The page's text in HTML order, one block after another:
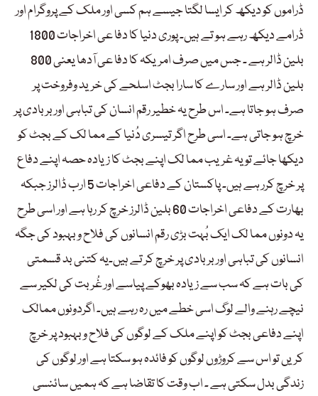
ڈراموں کو دیکھ کر ایسا لگتا جیسے ہم کسی اور ملک کے پروگرام اور
ڈرامے دیکھ رہے ہو تے ہیں۔ پوری دنیا کا دفا عی اخراجات 1800
بلین ڈالر ہے ۔ جس میں صرف امریکہ کا دفا عی آدھا یعنی 800
بلین ڈالر ہے اور سارے کا سارا بجٹ اسلحے کی خرید وفروخت پر
صرف ہو جاتا ہے۔ اس طرح یہ خطیر رقم انسان کی تباہی اور بربادی پر
خرچ ہو جاتی ہے۔ اسی طرح اگر تیسری دُنیا کے مما لک کے بجٹ کو
دیکھا جائے تو یہ غریب مما لک اپنے بجٹ کا زیادہ حصہ اپنے دفاع
پر خرچ کرر ہے ہیں۔ پاکستان کے دفاعی اخراجات 5 ارب ڈالرز جبکہ
بھارت کے دفاعی اخراجات 60 بلین ڈالرز خرچ کر رہا ہے اور اسی طرح
یہ دونوں مما لک ایک بُہت بڑی رقم انسانوں کی فلاح وبہبود کی جگہ
انسانوں کی تباہی اور بربادی پر خرچ کر تے ہیں۔یہ کتنی بد قسمتی
کی بات ہے کہ سب سے زیادہ بھوکے پیاسے اور غُر بت کی لکیر سے
نیچے رہنے والے لوگ اسی خطے میں رہ رہے ہیں۔ اگردونوں ممالک
اپنے دفاعی بجٹ کو اپنے ملک کے لوگوں کی فلاح وبہبود پر خرچ
کریں تو اس سے کروڑوں لوگوں کو فائدہ ہو سکتا ہے اور لوگوں کی
زندگی بدل سکتی ہے ۔ اب وقت کا تقاضا ہے کہ ہمیں سائنسی